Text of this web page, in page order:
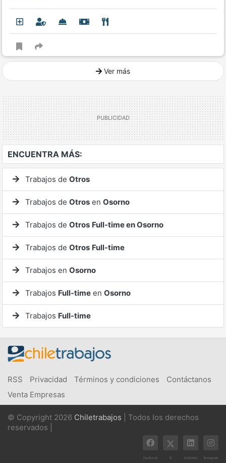
Ver más
ENCUENTRA MÁS:
Trabajos de Otros
Trabajos de Otros en Osorno
Trabajos de Otros Full-time en Osorno
Trabajos de Otros Full-time
Trabajos en Osorno
Trabajos Full-time en Osorno
Trabajos Full-time
RSS Privacidad Términos y condiciones
Contáctanos
Venta Empresas
© Copyright 2026 Chiletrabajos | Todos los derechos
reservados |
Facebook X Linkedin Instagram